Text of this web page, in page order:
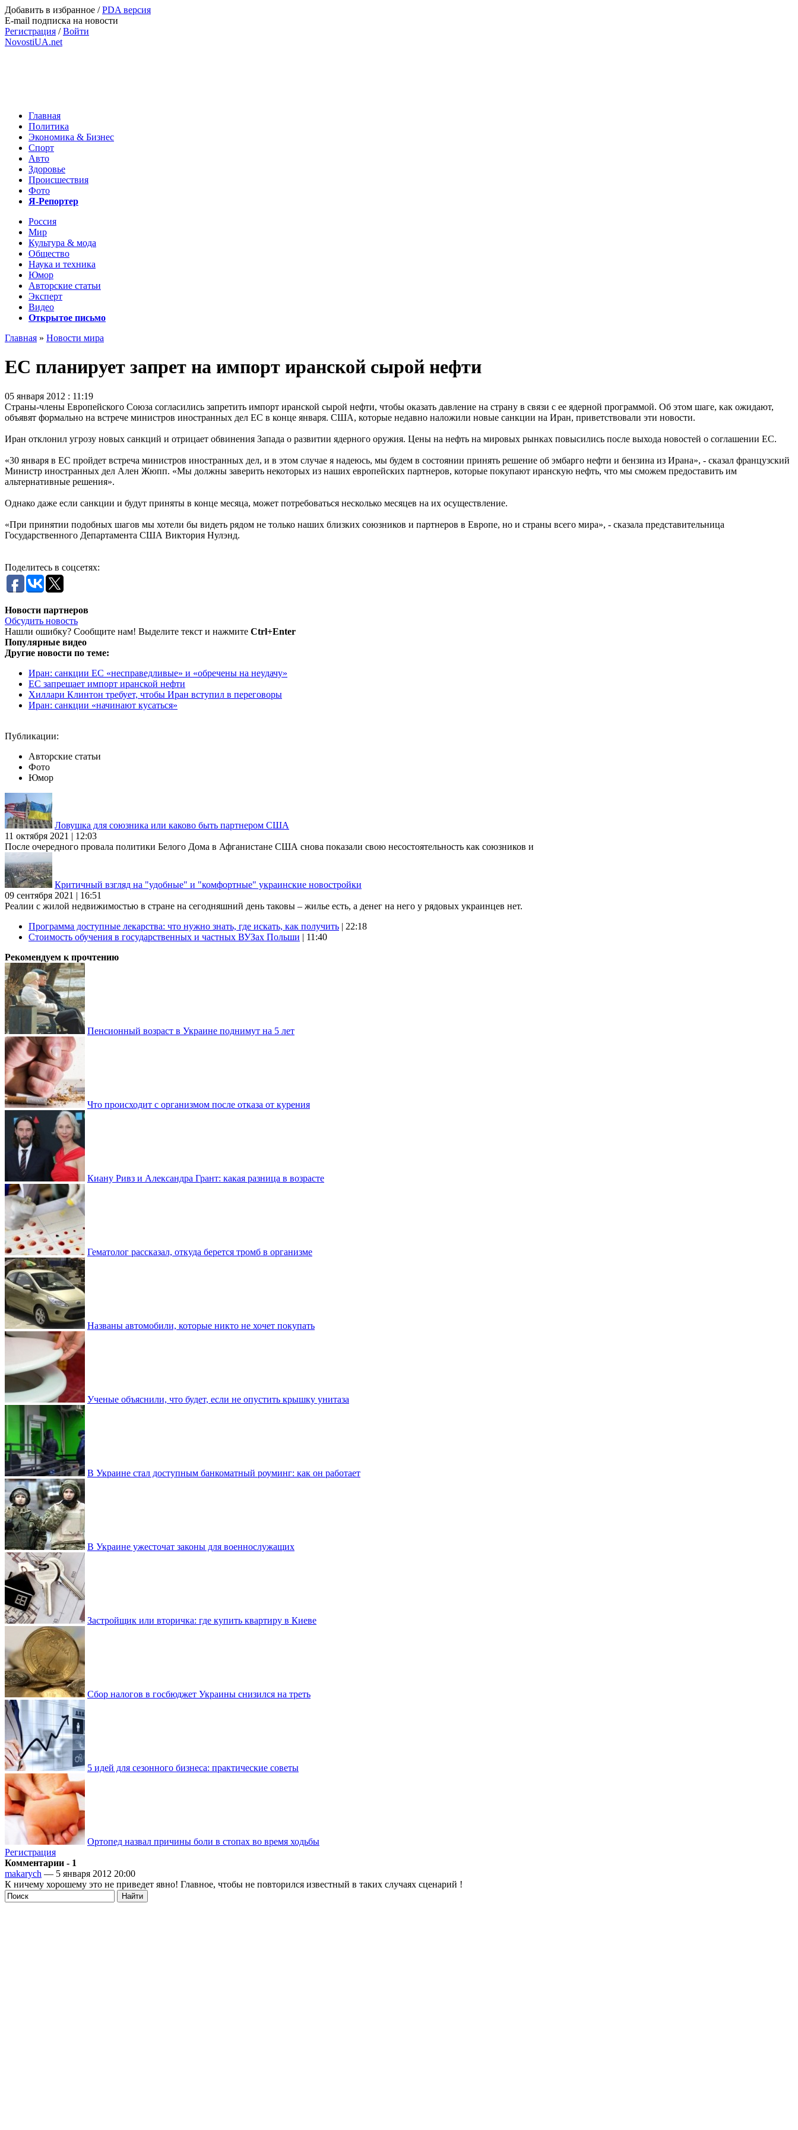
Добавить в избранное /PDA версия
E-mail подписка на новости
Регистрация /Войти
NovostiUA.net
Главная
Политика
Экономика & Бизнес
Спорт
Авто
Здоровье
Происшествия
Фото
Я-Репортер
Россия
Мир
Культура & мода
Общество
Наука и техника
Юмор
Авторские статьи
Эксперт
Видео
Открытое письмо
Главная » Новости мира
ЕС планирует запрет на импорт иранской сырой нефти
05 января 2012 : 11:19
Страны-члены Европейского Союза согласились запретить импорт иранской сырой нефти, чтобы оказать давление на страну в связи с ее ядерной программой. Об этом шаге, как ожидают,
объявят формально на встрече министров иностранных дел ЕС в конце января. США, которые недавно наложили новые санкции на Иран, приветствовали эти новости.
Иран отклонил угрозу новых санкций и отрицает обвинения Запада о развитии ядерного оружия. Цены на нефть на мировых рынках повысились после выхода новостей о соглашении ЕС.
«30 января в ЕС пройдет встреча министров иностранных дел, и в этом случае я надеюсь, мы будем в состоянии принять решение об эмбарго нефти и бензина из Ирана», - сказал французский
Министр иностранных дел Ален Жюпп. «Мы должны заверить некоторых из наших европейских партнеров, которые покупают иранскую нефть, что мы сможем предоставить им
альтернативные решения».
Однако даже если санкции и будут приняты в конце месяца, может потребоваться несколько месяцев на их осуществление.
«При принятии подобных шагов мы хотели бы видеть рядом не только наших близких союзников и партнеров в Европе, но и страны всего мира», - сказала представительница
Государственного Департамента США Виктория Нулэнд.
Поделитесь в соцсетях:
Новости партнеров
Обсудить новость
Нашли ошибку? Сообщите нам! Выделите текст и нажмите Ctrl+Enter
Популярные видео
Другие новости по теме:
Иран: санкции ЕС «несправедливые» и «обречены на неудачу»
ЕС запрещает импорт иранской нефти
Хиллари Клинтон требует, чтобы Иран вступил в переговоры
Иран: санкции «начинают кусаться»
Публикации:
Авторские статьи
Фото
Юмор
Ловушка для союзника или каково быть партнером США
11 октября 2021 | 12:03
После очередного провала политики Белого Дома в Афганистане США снова показали свою несостоятельность как союзников и
Критичный взгляд на "удобные" и "комфортные" украинские новостройки
09 сентября 2021 | 16:51
Реалии с жилой недвижимостью в стране на сегодняшний день таковы – жилье есть, а денег на него у рядовых украинцев нет.
Программа доступные лекарства: что нужно знать, где искать, как получить | 22:18
Стоимость обучения в государственных и частных ВУЗах Польши | 11:40
Рекомендуем к прочтению
Пенсионный возраст в Украине поднимут на 5 лет
Что происходит с организмом после отказа от курения
Киану Ривз и Александра Грант: какая разница в возрасте
Гематолог рассказал, откуда берется тромб в организме
Названы автомобили, которые никто не хочет покупать
Ученые объяснили, что будет, если не опустить крышку унитаза
В Украине стал доступным банкоматный роуминг: как он работает
В Украине ужесточат законы для военнослужащих
Застройщик или вторичка: где купить квартиру в Киеве
Сбор налогов в госбюджет Украины снизился на треть
5 идей для сезонного бизнеса: практические советы
Ортопед назвал причины боли в стопах во время ходьбы
Регистрация
Комментарии - 1
makarych — 5 января 2012 20:00
К ничему хорошему это не приведет явно! Главное, чтобы не повторился известный в таких случаях сценарий !